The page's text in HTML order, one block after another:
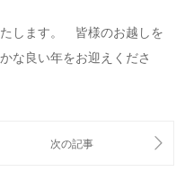
します。 皆様のお越しを
な良い年をお迎えくださ